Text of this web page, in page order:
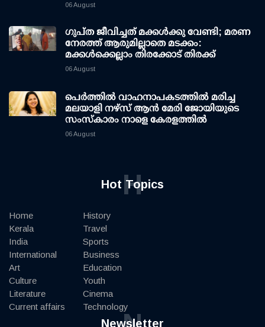
06 August
ഗുപ്ത ജീവിച്ചത് മക്കള്‍ക്കു വേണ്ടി; മരണ
നേരത്ത് ആരുമില്ലാതെ മടക്കം:
മക്കള്‍ക്കെല്ലാം തിരക്കോട് തിരക്ക്
06 August
പെർത്തിൽ വാഹനാപകടത്തിൽ മരിച്ച
മലയാളി നഴ്സ് ആൻ മേരി ജോയിയുടെ
സംസ്കാരം നാളെ കേരളത്തിൽ
06 August
Hot Topics
H
Home
Kerala
India
International
Art
Culture
Literature
Current affairs
History
Travel
Sports
Business
Education
Youth
Cinema
Technology
Newsletter